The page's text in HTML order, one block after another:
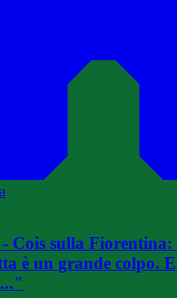
Cois sulla
è un grande colpo. E